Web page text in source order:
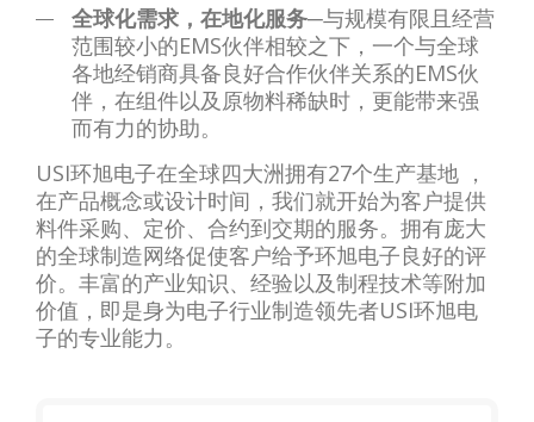
全球化需求，在地化服务─与规模有限且经营
范围较小的EMS伙伴相较之下，一个与全球
各地经销商具备良好合作伙伴关系的EMS伙
伴，在组件以及原物料稀缺时，更能带来强
而有力的协助。
USI环旭电子在全球四大洲拥有27个生产基地 ，
在产品概念或设计时间，我们就开始为客户提供
料件采购、定价、合约到交期的服务。拥有庞大
的全球制造网络促使客户给予环旭电子良好的评
价。丰富的产业知识、经验以及制程技术等附加
价值，即是身为电子行业制造领先者USI环旭电
子的专业能力。